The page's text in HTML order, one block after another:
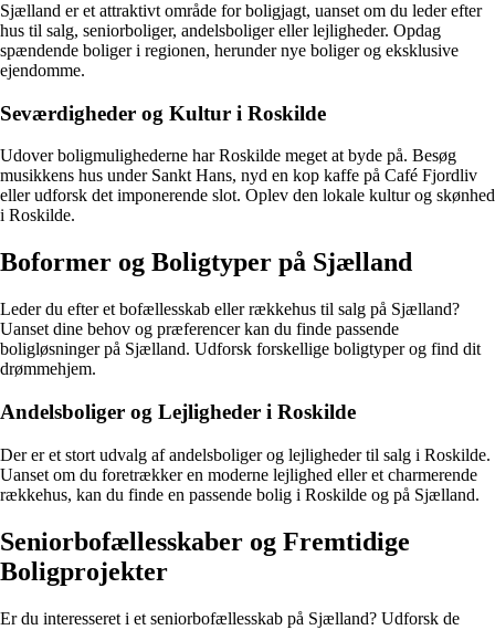
Sjælland er et attraktivt område for boligjagt, uanset om du leder efter
hus til salg, seniorboliger, andelsboliger eller lejligheder. Opdag
spændende boliger i regionen, herunder nye boliger og eksklusive
ejendomme.
Seværdigheder og Kultur i Roskilde
Udover boligmulighederne har Roskilde meget at byde på. Besøg
musikkens hus under Sankt Hans, nyd en kop kaffe på Café Fjordliv
eller udforsk det imponerende slot. Oplev den lokale kultur og skønhed
i Roskilde.
Boformer og Boligtyper på Sjælland
Leder du efter et bofællesskab eller rækkehus til salg på Sjælland?
Uanset dine behov og præferencer kan du finde passende
boligløsninger på Sjælland. Udforsk forskellige boligtyper og find dit
drømmehjem.
Andelsboliger og Lejligheder i Roskilde
Der er et stort udvalg af andelsboliger og lejligheder til salg i Roskilde.
Uanset om du foretrækker en moderne lejlighed eller et charmerende
rækkehus, kan du finde en passende bolig i Roskilde og på Sjælland.
Seniorbofællesskaber og Fremtidige
Boligprojekter
Er du interesseret i et seniorbofællesskab på Sjælland? Udforsk de